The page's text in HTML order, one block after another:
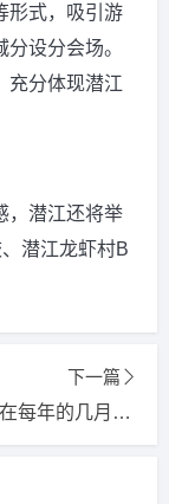
形式，吸引游
设分会场。
充分体现潜江
，潜江还将举
潜江龙虾村B
下一篇
高温津贴在每年的几月发放2024_2024必读